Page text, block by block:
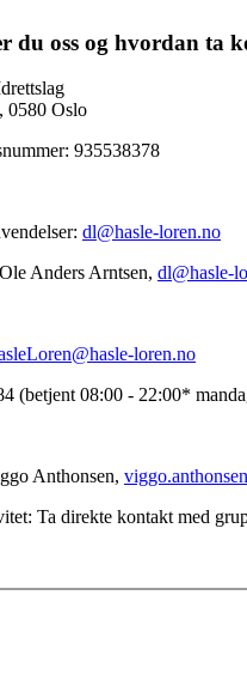
du oss og hvordan ta
0580 Oslo
935538378
dl@hasle-loren.no
Anders Arntsen, dl@hasle-
loren.no
(betjent 08:00 - 22:00*
Anthonsen,
Ta direkte kontakt med